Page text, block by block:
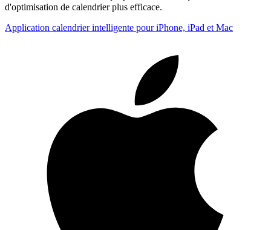
d'optimisation de calendrier plus efficace.
Application calendrier intelligente pour iPhone, iPad et Mac